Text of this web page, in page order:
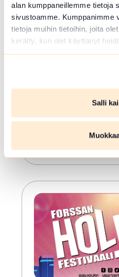
alan kumppaneillemme tietoja
sivustoamme. Kumppanimme
tietoja muihin tietoihin, joita
kerätty, kun olet käyttänyt
Salli
ELO 07 2026
Kesäkirppis
Kesäkirppis Hämeen
kesäkausi. Kierrätys-
maaseudulla,
Kuuntelemaan
tapaamaan vanhoja
Lue lisää